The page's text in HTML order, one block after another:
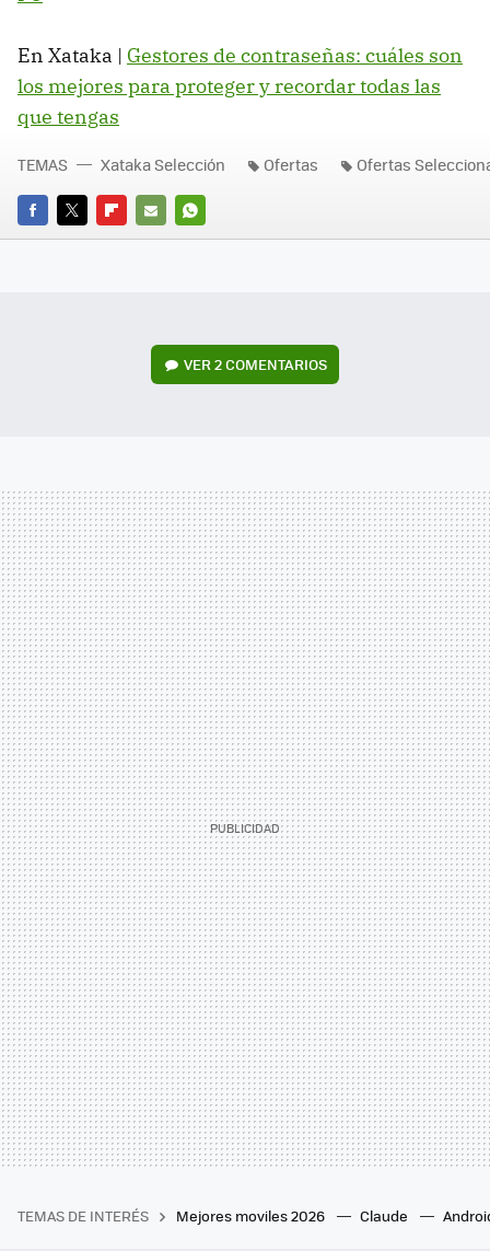
En Xataka | Gestores de contraseñas: cuáles son
los mejores para proteger y recordar todas las
que tengas
FACEBOOK
TWITTERFLIPBOARD
E-
WHATSAPP
TEMAS Xataka Selección Ofertas Ofertas
VER2 COMENTARIOS
TEMAS DE INTERÉS Mejores moviles 2026 Claude